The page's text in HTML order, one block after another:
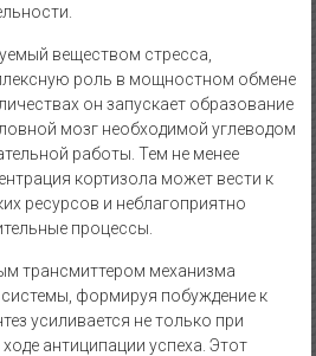
веществом стресса,
роль в мощностном обмене
он запускает образование
мозг необходимой углеводом
работы. Тем не менее
кортизола может вести к
ресурсов и неблагоприятно
процессы.
трансмиттером механизма
формируя побуждение к
усиливается не только при
антиципации успеха. Этот